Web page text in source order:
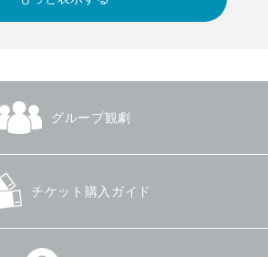
グループ観劇
チケット購入ガイド